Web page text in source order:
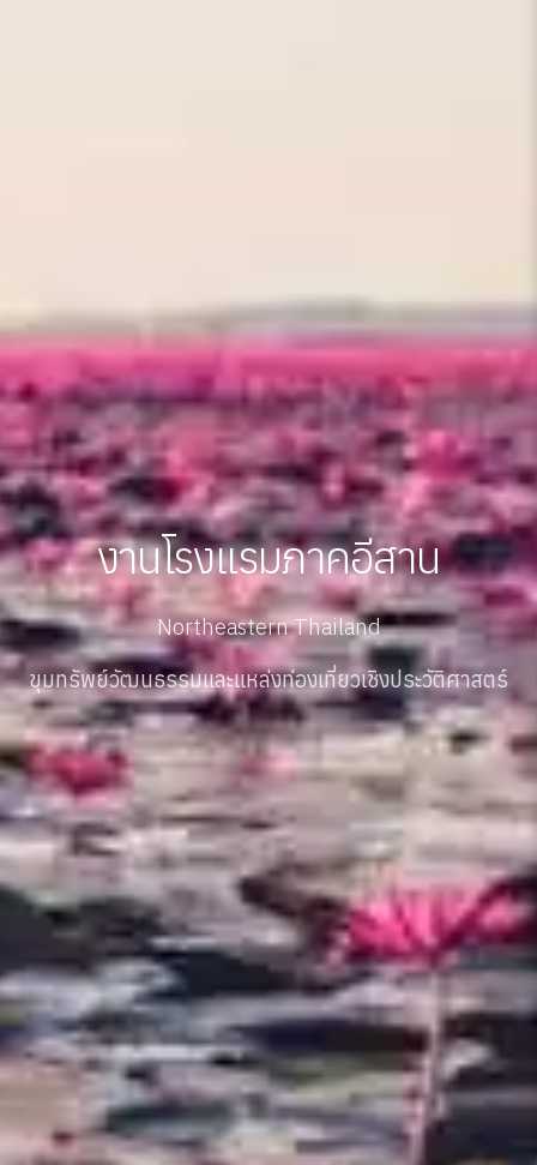
งานโรงแรมภาคอีสาน
Northeastern Thailand
ขุมทรัพย์วัฒนธรรมและแหล่งท่องเที่ยวเชิงประวัติศาสตร์